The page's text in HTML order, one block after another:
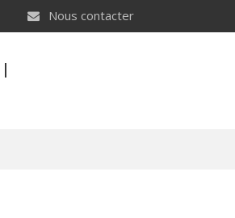
Nous contacter